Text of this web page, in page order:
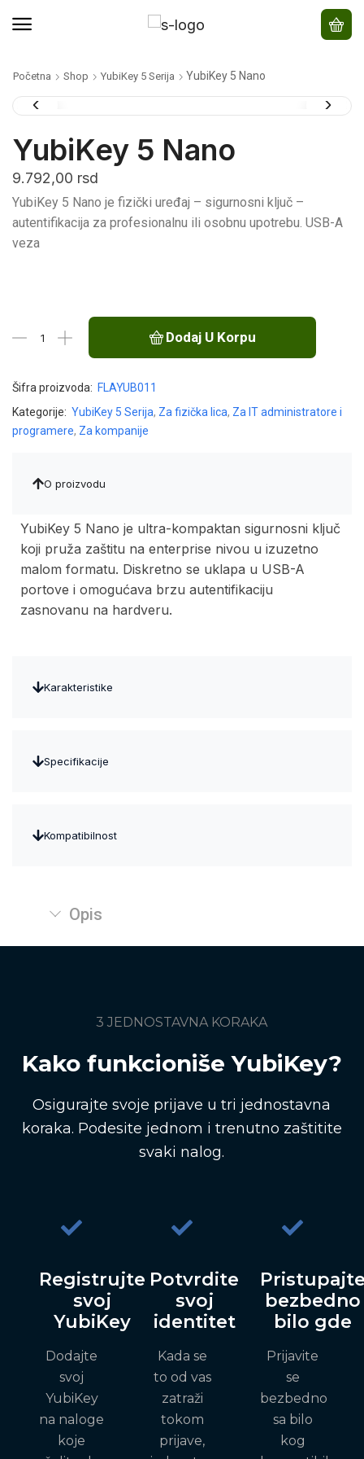
Početna Shop YubiKey 5 Serija YubiKey 5 Nano
YubiKey 5 Nano
9.792,00 rsd
YubiKey 5 Nano je fizički uređaj – sigurnosni ključ –
autentifikacija za profesionalnu ili osobnu upotrebu. USB-A
veza
Dodaj U Korpu
Šifra proizvoda: FLAYUB011
Kategorije: YubiKey 5 Serija, Za fizička lica, Za IT administratore i
programere, Za kompanije
O proizvodu
YubiKey 5 Nano je ultra-kompaktan sigurnosni ključ
koji pruža zaštitu na enterprise nivou u izuzetno
malom formatu. Diskretno se uklapa u USB-A
portove i omogućava brzu autentifikaciju
zasnovanu na hardveru.
Karakteristike
Specifikacije
Kompatibilnost
Opis
3 JEDNOSTAVNA KORAKA
Kako funkcioniše YubiKey?
Osigurajte svoje prijave u tri jednostavna
koraka. Podesite jednom i trenutno zaštitite
svaki nalog.
Registrujte
svoj
YubiKey
Dodajte
svoj
YubiKey
na naloge
koje
Potvrdite
svoj
identitet
Kada se
to od vas
zatraži
tokom
prijave,
bezbedno
bilo gde
Prijavite
se
bezbedno
sa bilo
kog